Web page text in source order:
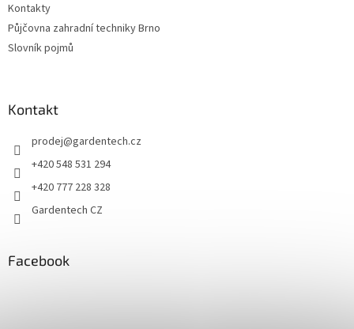
Kontakty
Půjčovna zahradní techniky Brno
Slovník pojmů
Kontakt
prodej@gardentech.cz
+420 548 531 294
+420 777 228 328
Gardentech CZ
Facebook